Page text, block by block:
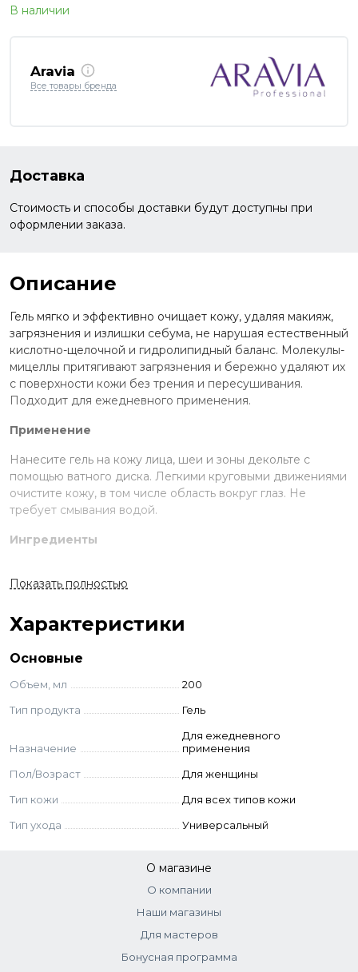
В наличии
Aravia
Все товары бренда
Доставка
Стоимость и способы доставки будут доступны при
оформлении заказа.
Описание
Гель мягко и эффективно очищает кожу, удаляя макияж,
загрязнения и излишки себума, не нарушая естественный
кислотно-щелочной и гидролипидный баланс. Молекулы-
мицеллы притягивают загрязнения и бережно удаляют их
с поверхности кожи без трения и пересушивания.
Подходит для ежедневного применения.
Применение
Нанесите гель на кожу лица, шеи и зоны декольте с
помощью ватного диска. Легкими круговыми движениями
очистите кожу, в том числе область вокруг глаз. Не
требует смывания водой.
Ингредиенты
Glucoside, Ectoin, Niacinamide, Acrylates/C10-30 Alkyl
Parfum, Sodium Hydroxide, Methylisothiazolinone,
Methylchloroisothiazolinone, CI42090.
Показать полностью
Характеристики
Основные
Объем, мл
200
Тип продукта
Гель
Назначение
Для ежедневного
применения
Пол/Возраст
Для женщины
Тип кожи
Для всех типов кожи
Тип ухода
Универсальный
О магазине
О компании
Наши магазины
Для мастеров
Бонусная программа